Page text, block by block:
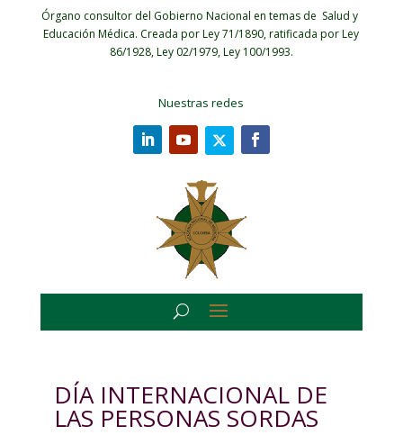
Órgano consultor del Gobierno Nacional en temas de Salud y
Educación Médica. Creada por Ley 71/1890, ratificada por Ley
86/1928, Ley 02/1979, Ley 100/1993.
Nuestras redes
DÍA INTERNACIONAL DE
LAS PERSONAS SORDAS